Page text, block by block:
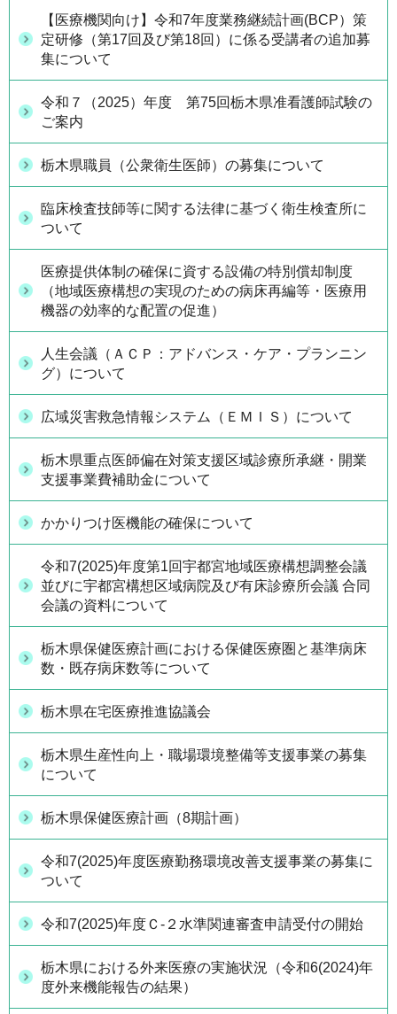
【医療機関向け】令和7年度業務継続計画(BCP）策
定研修（第17回及び第18回）に係る受講者の追加募
集について
令和７（2025）年度 第75回栃木県准看護師試験の
ご案内
栃木県職員（公衆衛生医師）の募集について
臨床検査技師等に関する法律に基づく衛生検査所に
ついて
医療提供体制の確保に資する設備の特別償却制度
（地域医療構想の実現のための病床再編等・医療用
機器の効率的な配置の促進）
人生会議（ＡＣＰ：アドバンス・ケア・プランニン
グ）について
広域災害救急情報システム（ＥＭＩＳ）について
栃木県重点医師偏在対策支援区域診療所承継・開業
支援事業費補助金について
かかりつけ医機能の確保について
令和7(2025)年度第1回宇都宮地域医療構想調整会議
並びに宇都宮構想区域病院及び有床診療所会議 合同
会議の資料について
栃木県保健医療計画における保健医療圏と基準病床
数・既存病床数等について
栃木県在宅医療推進協議会
栃木県生産性向上・職場環境整備等支援事業の募集
について
栃木県保健医療計画（8期計画）
令和7(2025)年度医療勤務環境改善支援事業の募集に
ついて
令和7(2025)年度Ｃ-２水準関連審査申請受付の開始
栃木県における外来医療の実施状況（令和6(2024)年
度外来機能報告の結果）